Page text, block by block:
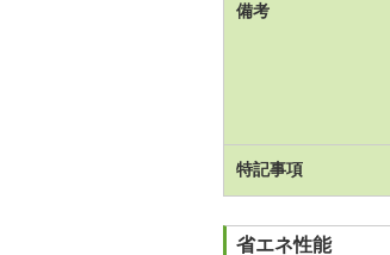
備考
特記事項
省エネ性能